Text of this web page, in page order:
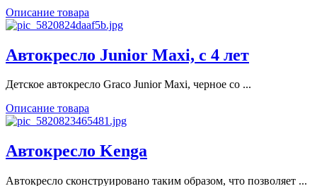
Описание товара
Автокресло Junior Maxi, с 4 лет
Детское автокресло Graco Junior Maxi, черное со ...
Описание товара
Автокресло Kenga
Автокресло сконструировано таким образом, что позволяет ...